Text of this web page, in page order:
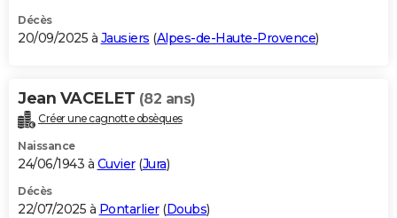
Décès
20/09/2025 à Jausiers (Alpes-de-Haute-Provence)
Jean VACELET (82 ans)
Créer une cagnotte obsèques
Naissance
24/06/1943 à Cuvier(Jura)
Décès
22/07/2025 à Pontarlier(Doubs)